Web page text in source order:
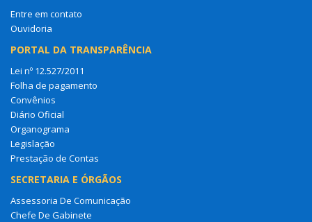
Entre em contato
Ouvidoria
PORTAL DA TRANSPARÊNCIA
Lei nº 12.527/2011
Folha de pagamento
Convênios
Diário Oficial
Organograma
Legislação
Prestação de Contas
SECRETARIA E ÓRGÃOS
Assessoria De Comunicação
Chefe De Gabinete